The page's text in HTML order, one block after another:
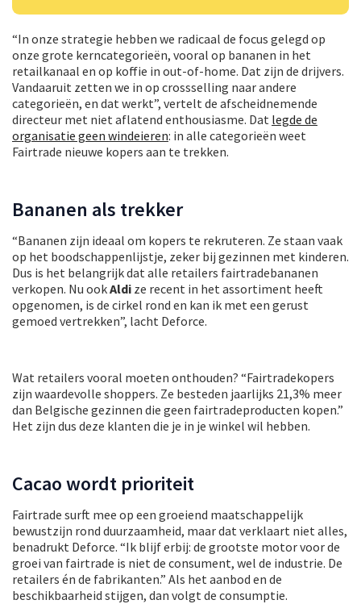
“In onze strategie hebben we radicaal de focus gelegd op
onze grote kerncategorieën, vooral op bananen in het
retailkanaal en op koffie in out-of-home. Dat zijn de drijvers.
Vandaaruit zetten we in op crossselling naar andere
categorieën, en dat werkt”, vertelt de afscheidnemende
directeur met niet aflatend enthousiasme. Dat legde de
organisatie geen windeieren: in alle categorieën weet
Fairtrade nieuwe kopers aan te trekken.
Bananen als trekker
“Bananen zijn ideaal om kopers te rekruteren. Ze staan vaak
op het boodschappenlijstje, zeker bij gezinnen met kinderen.
Dus is het belangrijk dat alle retailers fairtradebananen
verkopen. Nu ookAldi ze recent in het assortiment heeft
opgenomen, is de cirkel rond en kan ik met een gerust
gemoed vertrekken”, lacht Deforce.
Wat retailers vooral moeten onthouden? “Fairtradekopers
zijn waardevolle shoppers. Ze besteden jaarlijks 21,3% meer
dan Belgische gezinnen die geen fairtradeproducten kopen.”
Het zijn dus deze klanten die je in je winkel wil hebben.
Cacao wordt prioriteit
Fairtrade surft mee op een groeiend maatschappelijk
bewustzijn rond duurzaamheid, maar dat verklaart niet alles,
benadrukt Deforce. “Ik blijf erbij: de grootste motor voor de
groei van fairtrade is niet de consument, wel de industrie. De
retailers én de fabrikanten.” Als het aanbod en de
beschikbaarheid stijgen, dan volgt de consumptie.